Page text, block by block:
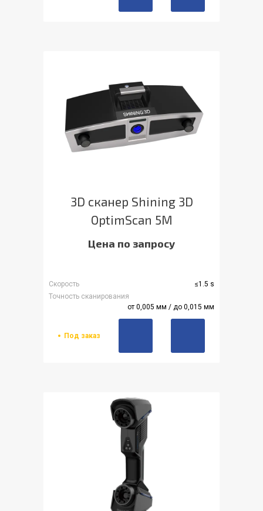
3D сканер Shining 3D
OptimScan 5M
Цена по запросу
Скорость
≤1.5 s
Точность сканирования
от 0,005 мм / до 0,015 мм
Под заказ